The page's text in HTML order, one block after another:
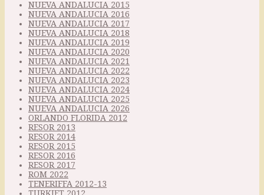
NUEVA ANDALUCIA 2015
NUEVA ANDALUCIA 2016
NUEVA ANDALUCIA 2017
NUEVA ANDALUCIA 2018
NUEVA ANDALUCIA 2019
NUEVA ANDALUCIA 2020
NUEVA ANDALUCIA 2021
NUEVA ANDALUCIA 2022
NUEVA ANDALUCIA 2023
NUEVA ANDALUCIA 2024
NUEVA ANDALUCIA 2025
NUEVA ANDALUCIA 2026
ORLANDO FLORIDA 2012
RESOR 2013
RESOR 2014
RESOR 2015
RESOR 2016
RESOR 2017
ROM 2022
TENERIFFA 2012-13